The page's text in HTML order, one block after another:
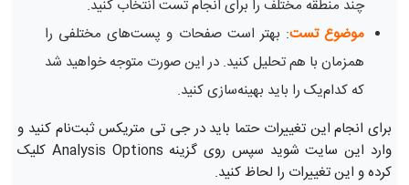
چند منطقه مختلف را برای انجام تست انتخاب کنید.
موضوع تست: بهتر است صفحات و پست‌های مختلفی را
همزمان با هم تحلیل کنید. در این صورت متوجه خواهید شد
که کدام‌یک را باید بهینه‌سازی کنید.
برای انجام این تغییرات حتما باید در جی تی متریکس ثبت‌نام کنید و
وارد این سایت شوید سپس روی گزینه Analysis Options کلیک
کرده و این تغییرات را لحاظ کنید.